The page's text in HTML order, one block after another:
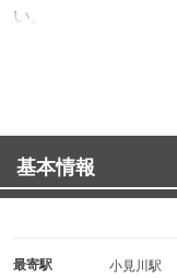
い。
他にもドリンクメ
ランチには、1頭買
を使用！
どれも味はもちろ
もオススメです♪
基本情報
最寄駅 小見川駅